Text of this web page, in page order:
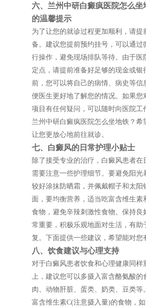
六、兰州中研白癜疯医院怎么坐
的温馨提示
为了让您的就诊过程更加顺利，请提
备。建议您提前预约挂号，可以通过
行操作，避免现场排队等待。由于医
定点，请提前准备好足够的现金或银
前，您可以将自己的病情、病史等信
便医生更好地了解您的情况。如果您
项目有任何疑问，可以随时向医院工
兰州中研白癜疯医院怎么坐地铁？希
让您更放心地前往就诊。
七、白癜风的日常护理小贴士
除了接受专业的治疗，白癜风患者在
需要注意一些护理细节。要避免阳光
较好涂抹防晒霜，并佩戴帽子和太阳
面，要均衡营养，适当吃富含维生素
食物，避免辛辣刺激性食物。保持良
常重要，积极乐观地面对生活，有助
复。下面提供一些建议，希望能对您
八、饮食建议与心理支持
对于白癜风患者饮食和心理健康同样
上，建议您可以多摄入富含酪氨酸的
肉、动物肝脏、蛋类、奶类、豆类等
富含维生素C(注意摄入量)的食物，